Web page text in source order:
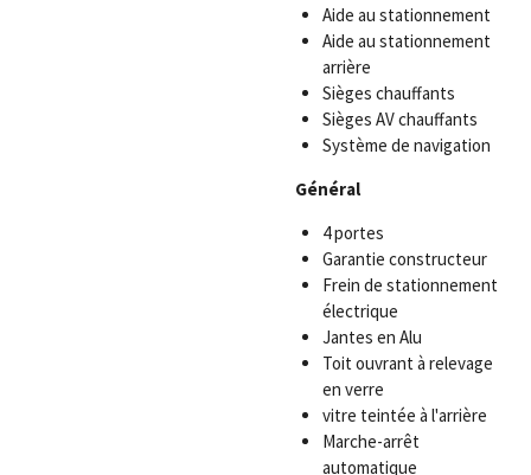
Aide au stationnement
Aide au stationnement
arrière
Sièges chauffants
Sièges AV chauffants
Système de navigation
Général
4 portes
Garantie constructeur
Frein de stationnement
électrique
Jantes en Alu
Toit ouvrant à relevage
en verre
vitre teintée à l'arrière
Marche-arrêt
automatique